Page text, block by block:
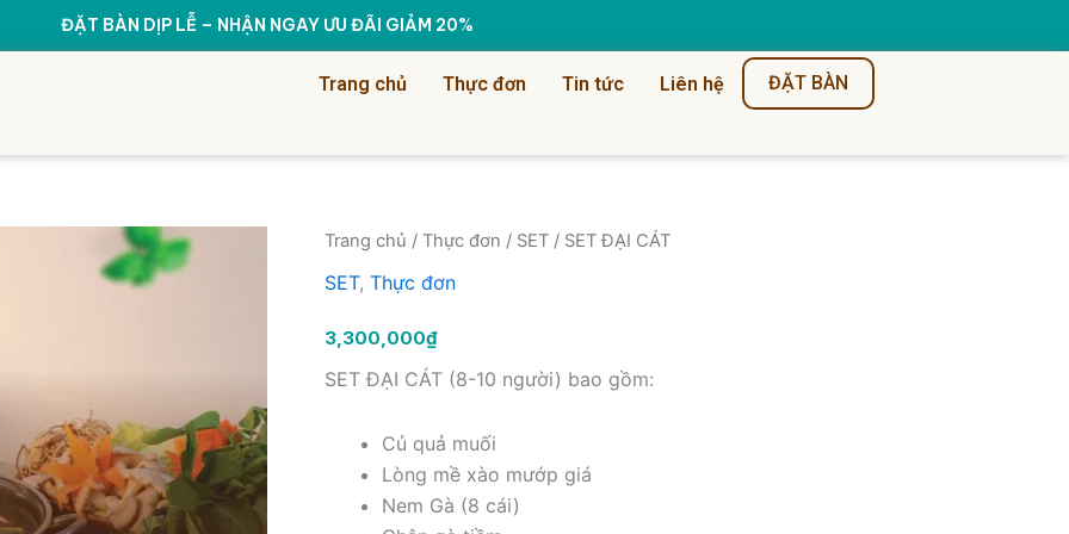
ĐẶT BÀN DỊP LỄ – NHẬN NGAY ƯU ĐÃI GIẢM 20%
Trang chủ Thực đơn Tin tức Liên hệ ĐẶT BÀN
Trang chủ / Thực đơn / SET / SET ĐẠI CÁT
SET, Thực đơn
3,300,000₫
SET ĐẠI CÁT (8-10 người) bao gồm:
Củ quả muối
Lòng mề xào mướp giá
Nem Gà (8 cái)
Quantity